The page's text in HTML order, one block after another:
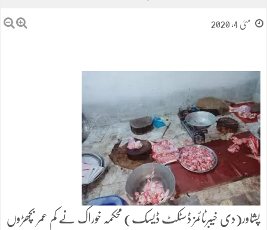
مئی 4, 2020
پشاور(دی خیبرٹائمز ڈسٹکٹ ڈیسک) محکمہ خوراک نے کم عمر بچھڑوں